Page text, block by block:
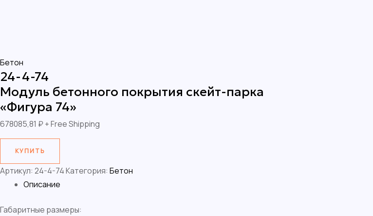
Бетон
24-4-74
Модуль бетонного покрытия скейт-парка
«Фигура 74»
678085,81 ₽+ Free Shipping
КУПИТЬ
Артикул: 24-4-74Категория: Бетон
Описание
Габаритные размеры: